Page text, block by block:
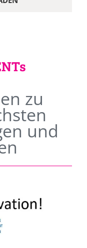
zu
und